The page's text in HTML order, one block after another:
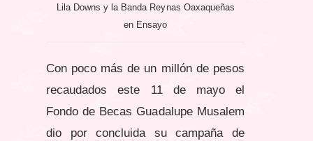
Lila Downs y la Banda Reynas Oaxaqueñas
en Ensayo
Con poco más de un millón de pesos
recaudados este 11 de mayo el
Fondo de Becas Guadalupe Musalem
dio por concluida su campaña de